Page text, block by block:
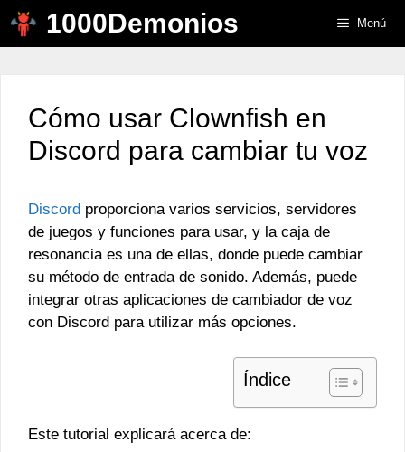
Saltar
1000Demonios Menú
Cómo usar Clownfish en
Discord para cambiar tu voz
Discord proporciona varios servicios, servidores
de juegos y funciones para usar, y la caja de
resonancia es una de ellas, donde puede cambiar
su método de entrada de sonido. Además, puede
integrar otras aplicaciones de cambiador de voz
con Discord para utilizar más opciones.
Índice
Este tutorial explicará acerca de: